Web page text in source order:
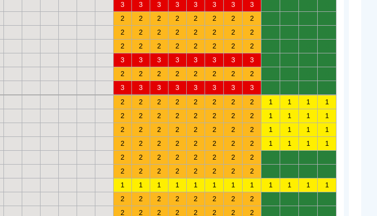
3 3 3 3 3 3 3 3
2 2 2 2 2 2 2 2
2 2 2 2 2 2 2 2
2 2 2 2 2 2 2 2
3 3 3 3 3 3 3 3
2 2 2 2 2 2 2 2
3 3 3 3 3 3 3 3
2 2 2 2 2 2 2 2 1 1 1
1
2 2 2 2 2 2 2 2 1 1 1
1
2 2 2 2 2 2 2 2 1 1 1
1
2 2 2 2 2 2 2 2 1 1 1
1
2 2 2 2 2 2 2 2
2 2 2 2 2 2 2 2
1 1 1 1 1 1 1 1 1 1 1
1
2 2 2 2 2 2 2 2
2 2 2 2 2 2 2 2